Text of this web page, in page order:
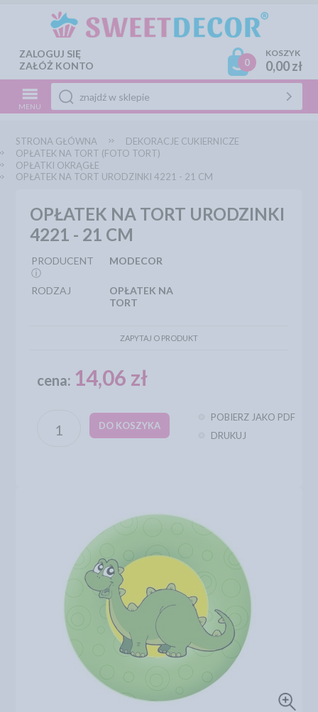
ZALOGUJ SIĘ
ZAŁÓŻ KONTO
0
KOSZYK
0,00 zł
MENU
STRONA GŁÓWNA
DEKORACJE CUKIERNICZE
OPŁATEK NA TORT (FOTO TORT)
OPŁATKI OKRĄGŁE
OPŁATEK NA TORT URODZINKI 4221 - 21 CM
OPŁATEK NA TORT URODZINKI
4221 - 21 CM
PRODUCENT
ⓘ
MODECOR
RODZAJ
OPŁATEK NA
TORT
ZAPYTAJ O PRODUKT
cena: 14,06 zł
DO KOSZYKA
POBIERZ JAKO PDF
DRUKUJ